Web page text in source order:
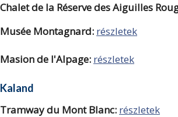
Chalet de la Réserve des Aiguilles
Musée Montagnard: részletek
Masion de l'Alpage: részletek
Kaland
Tramway du Mont Blanc: részletek